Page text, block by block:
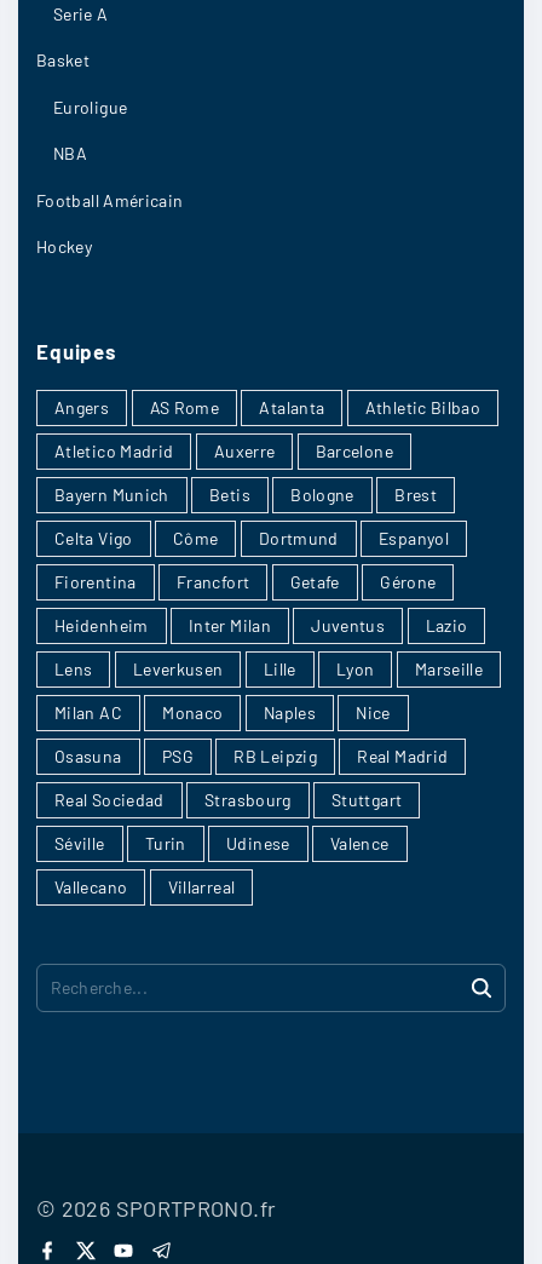
Serie A
Basket
Euroligue
NBA
Football Américain
Hockey
Equipes
Angers AS Rome Atalanta Athletic Bilbao
Atletico Madrid Auxerre Barcelone
Bayern Munich Betis Bologne Brest
Celta Vigo Côme Dortmund Espanyol
Fiorentina Francfort Getafe Gérone
Heidenheim Inter Milan Juventus Lazio
Lens Leverkusen Lille Lyon Marseille
Milan AC Monaco Naples Nice
Osasuna PSG RB Leipzig Real Madrid
Real Sociedad Strasbourg Stuttgart
Séville Turin Udinese Valence
Vallecano Villarreal
© 2026 SPORTPRONO.fr